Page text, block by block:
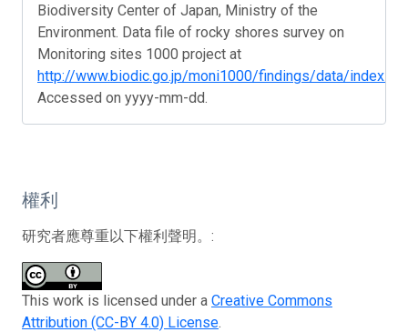
Biodiversity Center of Japan, Ministry of the
Environment. Data file of rocky shores survey on
Monitoring sites 1000 project at
http://www.biodic.go.jp/moni1000/findings/data/
Accessed on yyyy-mm-dd.
權利
研究者應尊重以下權利聲明。:
This work is licensed under a Creative Commons
Attribution (CC-BY 4.0) License.